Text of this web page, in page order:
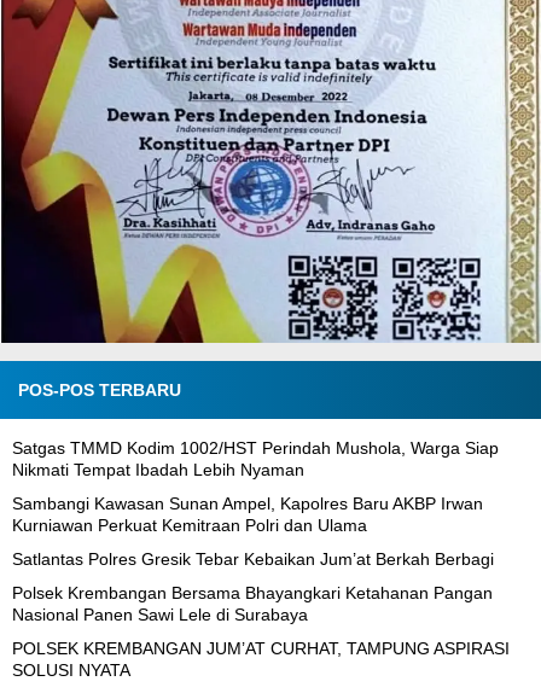
POS-POS TERBARU
Satgas TMMD Kodim 1002/HST Perindah Mushola, Warga Siap
Nikmati Tempat Ibadah Lebih Nyaman
Sambangi Kawasan Sunan Ampel, Kapolres Baru AKBP Irwan
Kurniawan Perkuat Kemitraan Polri dan Ulama
Satlantas Polres Gresik Tebar Kebaikan Jum’at Berkah Berbagi
Polsek Krembangan Bersama Bhayangkari Ketahanan Pangan
Nasional Panen Sawi Lele di Surabaya
POLSEK KREMBANGAN JUM’AT CURHAT, TAMPUNG ASPIRASI
SOLUSI NYATA